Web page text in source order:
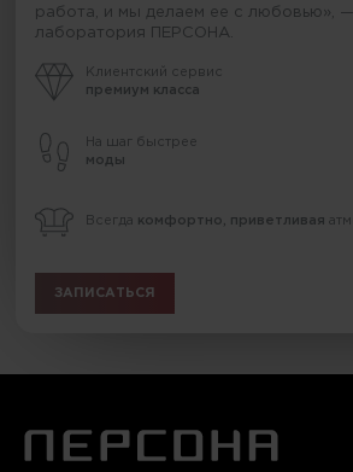
работа, и мы делаем ее с любовью»,
лаборатория ПЕРСОНА.
Клиентский сервис
премиум класса
На шаг быстрее
моды
Всегда комфортно, приветливая
ЗАПИСАТЬСЯ